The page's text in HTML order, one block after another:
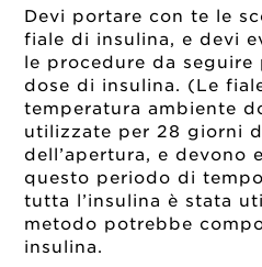
Devi portare con te le
fiale di insulina, e devi
le procedure da seguire
dose di insulina. (Le
temperatura ambiente
utilizzate per 28 giorni
dell’apertura, e devono
questo periodo di
tutta l’insulina è stata
metodo potrebbe
insulina.